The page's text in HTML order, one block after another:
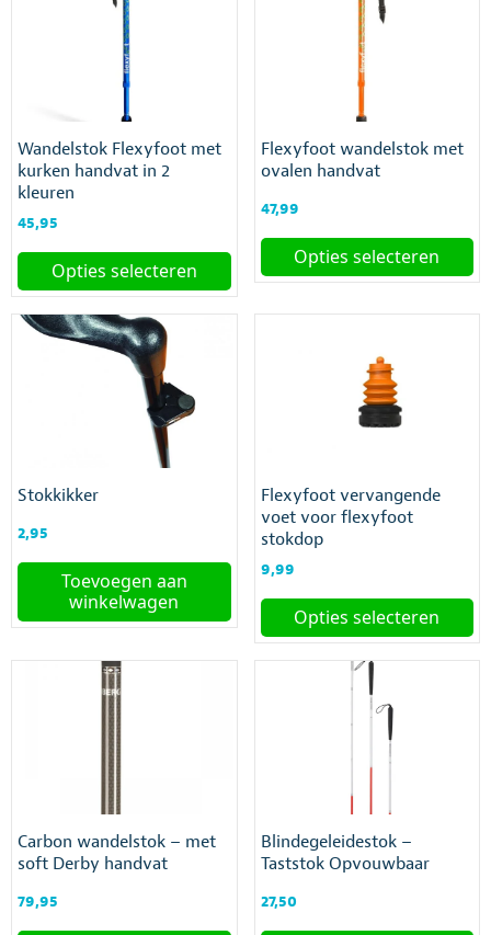
op
de
productpagina
worden
op
productpagina
Wandelstok Flexyfoot met
kurken handvat in 2
kleuren
45,95
Opties selecteren
Dit
product
heeft
worden
de
productpagina
Flexyfoot wandelstok met
ovalen handvat
47,99
Opties selecteren
Dit
op
de
productpagina
Stokkikker
2,95
Toevoegen aan
winkelwagen
Flexyfoot vervangende
voet voor flexyfoot
stokdop
9,99
Opties selecteren
Dit
worden
op
productpagina
Carbon wandelstok – met
soft Derby handvat
79,95
Blindegeleidestok –
Taststok Opvouwbaar
27,50